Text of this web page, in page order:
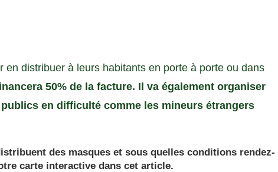
en distribuer à leurs habitants en porte à porte ou dans
50% de la facture. Il va également organiser
en difficulté comme les mineurs étrangers
des masques et sous quelles conditions rendez-
carte interactive dans cet article.